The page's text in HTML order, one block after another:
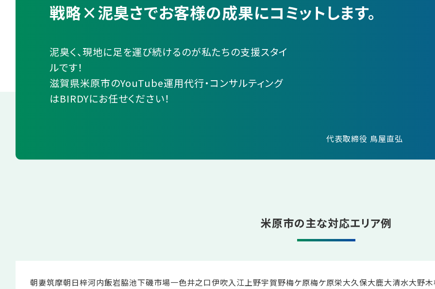
戦略×泥臭さでお客様の成果にコミットします。
泥臭く、現地に足を運び続けるのが私たちの支援スタイ
ルです！
滋賀県米原市のYouTube運用代行・コンサルティング
はBIRDYにお任せください！
代表取締役 鳥屋直弘
米原市の主な対応エリア例
朝妻筑摩朝日梓河内飯岩脇池下磯市場一色井之口伊吹入江 上野宇賀野梅ケ原梅ケ原栄大久保大鹿大清水大野木